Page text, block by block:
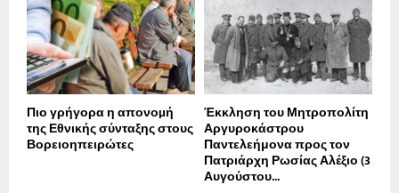
Πιο γρήγορα η απονοµή
της Εθνικής σύνταξης στους
Βορειοηπειρώτες
Έκκληση του Μητροπολίτη
Αργυροκάστρου
Παντελεήμονα προς τον
Πατριάρχη Ρωσίας Αλέξιο (3
Αυγούστου...